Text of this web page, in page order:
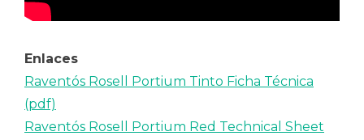
Enlaces
Raventós Rosell Portium Tinto Ficha Técnica
(pdf)
Raventós Rosell Portium Red Technical Sheet